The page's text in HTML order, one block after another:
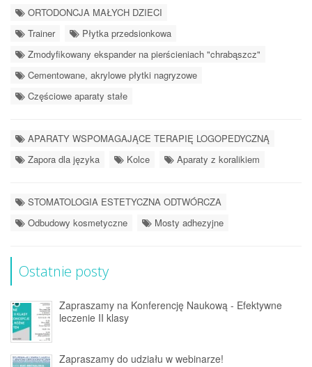
ORTODONCJA MAŁYCH DZIECI
Trainer
Płytka przedsionkowa
Zmodyfikowany ekspander na pierścieniach "chrabąszcz"
Cementowane, akrylowe płytki nagryzowe
Częściowe aparaty stałe
APARATY WSPOMAGAJĄCE TERAPIĘ LOGOPEDYCZNĄ
Zapora dla języka
Kolce Aparaty z koralikiem
STOMATOLOGIA ESTETYCZNA ODTWÓRCZA
Odbudowy kosmetyczne
Mosty adhezyjne
Ostatnie posty
Zapraszamy na Konferencję Naukową - Efektywne
leczenie II klasy
Zapraszamy do udziału w webinarze!